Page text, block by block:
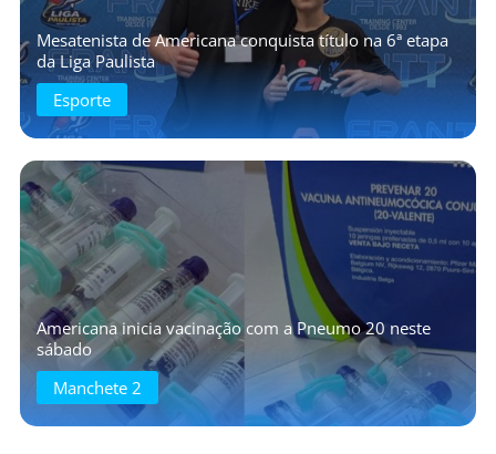
Mesatenista de Americana conquista título na 6ª etapa
da Liga Paulista
Esporte
Americana inicia vacinação com a Pneumo 20 neste
sábado
Manchete 2